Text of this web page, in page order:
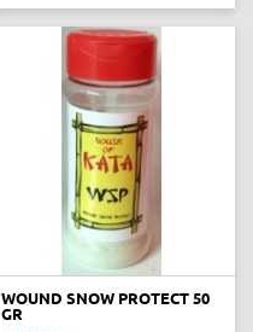
WOUND SNOW PROTECT 50
GR